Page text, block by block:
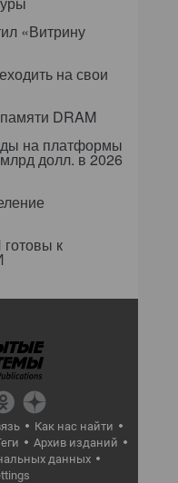
«Витрину
на свои
DRAM
на платформы
долл. в 2026
к
Как нас найти
Архив изданий
данных